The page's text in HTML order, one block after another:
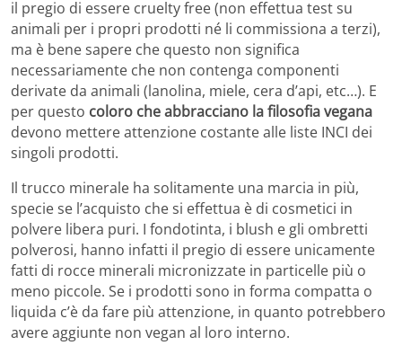
il pregio di essere cruelty free (non effettua test su
animali per i propri prodotti né li commissiona a terzi),
ma è bene sapere che questo non significa
necessariamente che non contenga componenti
derivate da animali (lanolina, miele, cera d’api, etc…). E
per questo coloro che abbracciano la filosofia vegana
devono mettere attenzione costante alle liste INCI dei
singoli prodotti.
Il trucco minerale ha solitamente una marcia in più,
specie se l’acquisto che si effettua è di cosmetici in
polvere libera puri. I fondotinta, i blush e gli ombretti
polverosi, hanno infatti il pregio di essere unicamente
fatti di rocce minerali micronizzate in particelle più o
meno piccole. Se i prodotti sono in forma compatta o
liquida c’è da fare più attenzione, in quanto potrebbero
avere aggiunte non vegan al loro interno.